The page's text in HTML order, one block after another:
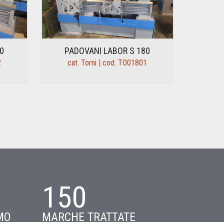
PADOVANI LABOR S 180
cat. Torni | cod. TO01801
150
MARCHE TRATTATE